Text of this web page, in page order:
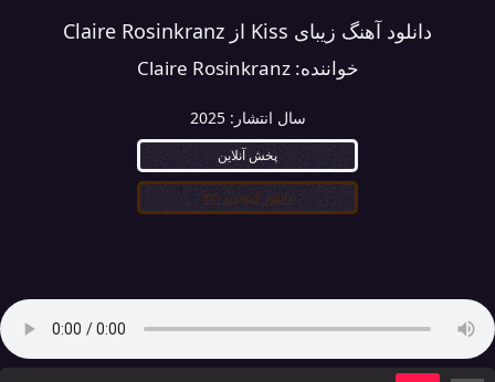
دانلود آهنگ زیبای Kiss از Claire Rosinkranz
خواننده:Claire Rosinkranz
سال انتشار:2025
پخش آنلاین
دانلود کیفیت ۳۲۰